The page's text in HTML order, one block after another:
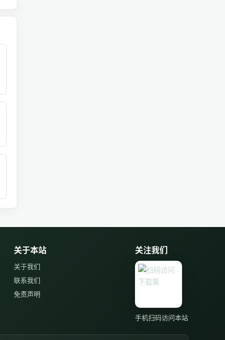
关于本站
关于我们
联系我们
免责声明
关注我们
手机扫码访问本站